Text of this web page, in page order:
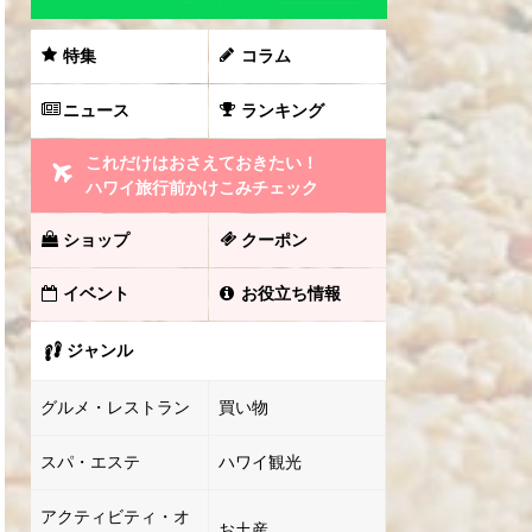
特集 コラム
ニュース ランキング
これだけはおさえておきたい！
ハワイ旅行前かけこみチェック
ショップ クーポン
イベント お役立ち情報
ジャンル
グルメ・レストラン 買い物
スパ・エステ ハワイ観光
アクティビティ・オ